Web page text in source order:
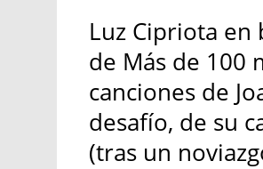
Luz Cipriota
de Más de 100
canciones de
desafío, de su
(tras un